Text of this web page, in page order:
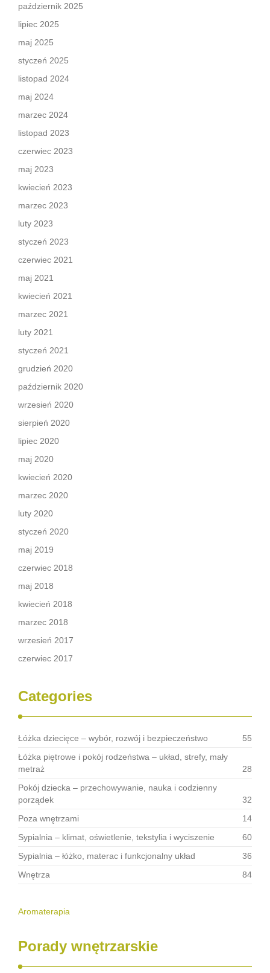
październik 2025
lipiec 2025
maj 2025
styczeń 2025
listopad 2024
maj 2024
marzec 2024
listopad 2023
czerwiec 2023
maj 2023
kwiecień 2023
marzec 2023
luty 2023
styczeń 2023
czerwiec 2021
maj 2021
kwiecień 2021
marzec 2021
luty 2021
styczeń 2021
grudzień 2020
październik 2020
wrzesień 2020
sierpień 2020
lipiec 2020
maj 2020
kwiecień 2020
marzec 2020
luty 2020
styczeń 2020
maj 2019
czerwiec 2018
maj 2018
kwiecień 2018
marzec 2018
wrzesień 2017
czerwiec 2017
Categories
Łóżka dziecięce – wybór, rozwój i bezpieczeństwo
55
Łóżka piętrowe i pokój rodzeństwa – układ, strefy, mały
metraż
28
Pokój dziecka – przechowywanie, nauka i codzienny
porządek
32
Poza wnętrzami
14
Sypialnia – klimat, oświetlenie, tekstylia i wyciszenie
60
Sypialnia – łóżko, materac i funkcjonalny układ
36
Wnętrza
84
Aromaterapia
Porady wnętrzarskie